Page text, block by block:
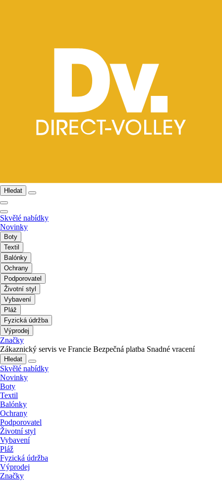
Hledat
Skvělé nabídky
Novinky
Boty
Textil
Balónky
Ochrany
Podporovatel
Životní styl
Vybavení
Pláž
Fyzická údržba
Výprodej
Značky
Zákaznický servis ve Francie Bezpečná platba Snadné vracení
Hledat
Skvělé nabídky
Novinky
Boty
Textil
Balónky
Ochrany
Podporovatel
Životní styl
Vybavení
Pláž
Fyzická údržba
Výprodej
Značky